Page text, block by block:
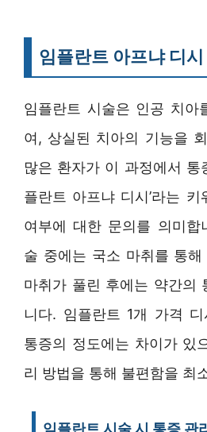
임플란트 아프냐 디시
임플란트 시술은 인공 치아
여, 상실된 치아의 기능을
많은 환자가 이 과정에서 통
플란트 아프냐 디시’라는
여부에 대한 문의를 의미합
술 중에는 국소 마취를 통
마취가 풀린 후에는 약간의
니다. 임플란트 1개 가격
통증의 정도에는 차이가 있
리 방법을 통해 불편함을 최